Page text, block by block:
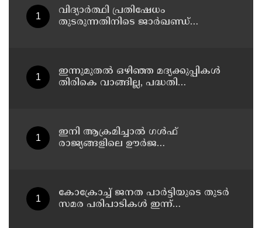
വിദ്യാര്‍ത്ഥി പ്രതിഷേധം
തുടരുന്നതിനിടെ ജാര്‍ഖണ്ഡ്
ഇന്നുമുതല്‍ ഒഴിഞ്ഞ മദ്യക്കുപ്പികള്‍
തിരികെ വാങ്ങില്ല, പദ്ധതി
ഇനി ആക്രമിച്ചാല്‍ ഗള്‍ഫ്
രാജ്യങ്ങളിലെ ഊര്‍ജ
കോക്രോച്ച് ജനത പാര്‍ട്ടിയുടെ തുടര്‍
സമര പരിപാടികള്‍ ഇന്ന്